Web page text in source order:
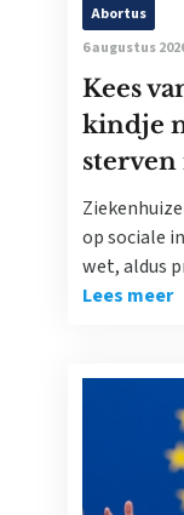
Abortus
6 augustus
Kees
kindje
sterven
op sociale
wet, aldus
Lees meer